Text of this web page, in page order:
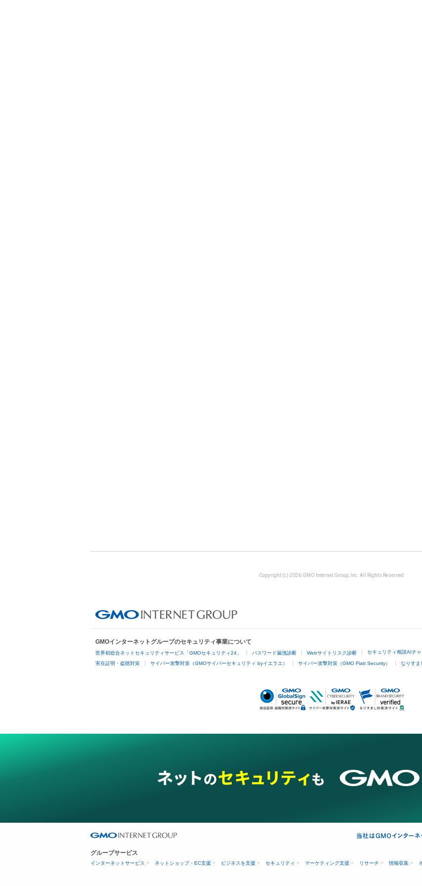
Copyright (c) 2026 GMO Internet Group, Inc. All Rights Reserved.
GMOインターネットグループのセキュリティ事業について
世界初総合ネットセキュリティサービス「GMOセキュリティ24」 パスワード漏洩診断 Webサイトリスク診断 セキュリティ相談AIチャ
実在証明・盗聴対策 サイバー攻撃対策（GMOサイバーセキュリティ byイエラエ） サイバー攻撃対策（GMO Flatt Security） なりすま
グループサービス
インターネットサービス ネットショップ・EC支援 ビジネスを支援 セキュリティ マーケティング支援 リサーチ 情報収集